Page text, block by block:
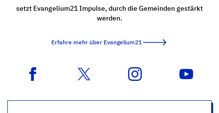
setzt Evangelium21 Impulse, durch die Gemeinden gestärkt
werden.
Erfahre mehr über Evangelium21